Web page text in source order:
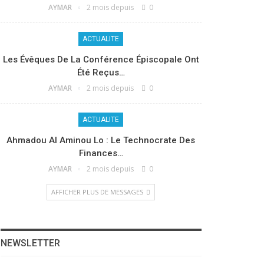
AYMAR 2 mois depuis 0
ACTUALITE
Les Évêques De La Conférence Épiscopale Ont
Été Reçus…
AYMAR 2 mois depuis 0
ACTUALITE
Ahmadou Al Aminou Lo : Le Technocrate Des
Finances…
AYMAR 2 mois depuis 0
AFFICHER PLUS DE MESSAGES
NEWSLETTER